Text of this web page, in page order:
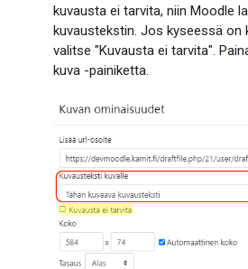
kuvausta ei tarvita, niin Moodle
kuvaustekstin. Jos kyseessä on
valitse "Kuvausta ei tarvita".
kuva -painiketta.